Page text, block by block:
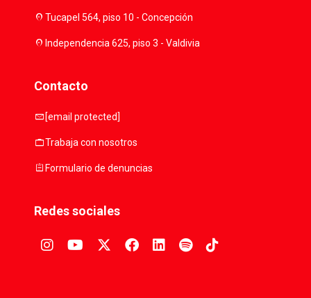
location_onTucapel 564, piso 10 - Concepción
location_onIndependencia 625, piso 3 - Valdivia
Contacto
mail [email protected]
workTrabaja con nosotros
assignmentFormulario de denuncias
Redes sociales